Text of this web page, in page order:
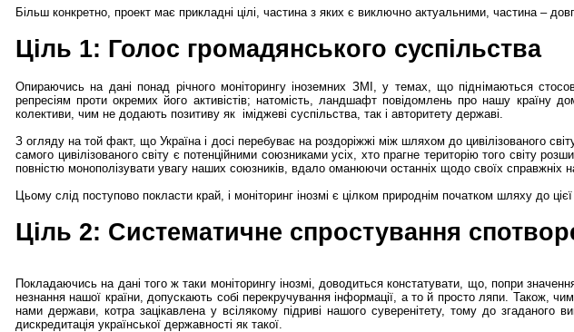
Більш конкретно, проект має прикладні цілі, частина з яких є виключно актуальними, частина –
Ціль 1: Голос громадянського суспільства
Опираючись на дані понад річного моніторингу іноземних ЗМІ, у темах, що піднімаються
репресіям проти окремих його активістів; натомість, ландшафт повідомлень про нашу країну
колективи, чим не додають позитиву як іміджеві суспільства, так і авторитету державі.
З огляду на той факт, що Україна і досі перебуває на роздоріжжі між шляхом до цивілізованого
самого цивілізованого світу є потенційними союзниками усіх, хто прагне територію того світу
повністю монополізувати увагу наших союзників, вдало оманюючи останніх щодо своїх справжніх
Цьому слід поступово покласти край, і моніторинг інозмі є цілком природнім початком шляху до
Ціль 2: Систематичне спростування
Покладаючись на дані того ж таки моніторингу інозмі, доводиться констатувати, що, попри
незнання нашої країни, допускають собі перекручування інформації, а то й просто ляпи. Також,
нами держави, котра зацікавлена у всілякому підриві нашого суверенітету, тому до
дискредитація української державності як такої.